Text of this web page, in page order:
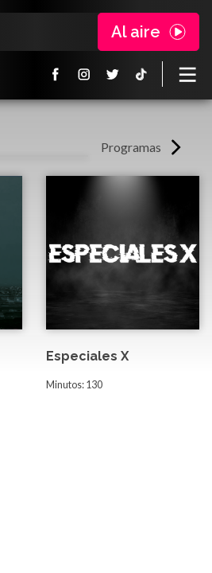
Al aire
Programas
Especiales X
Minutos: 130